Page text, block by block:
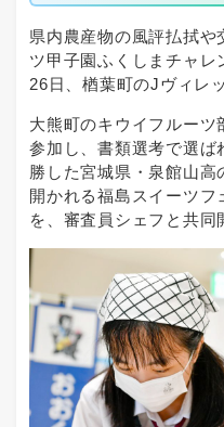
県内農産物の風評払拭や
ツ甲子園ふくしまチャレ
26日、楢葉町のJヴィレ
大熊町のキウイフルー
参加し、書類選考で選ば
勝した宮城県・泉館山
開かれる福島スイーツフ
を、審査員シェフと共同